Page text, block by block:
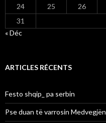
24
25 26
31
« Déc
ARTICLES RÉCENTS
Festo shqip_ pa serbin
Pse duan të varrosin Medvegjën